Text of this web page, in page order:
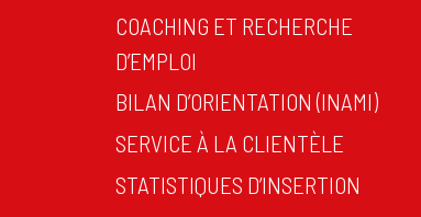
COACHING ET RECHERCHE
D’EMPLOI
BILAN D’ORIENTATION (INAMI)
SERVICE À LA CLIENTÈLE
STATISTIQUES D’INSERTION